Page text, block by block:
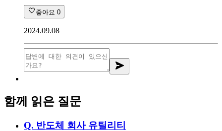
좋아요 0
2024.09.08
함께 읽은 질문
Q. 반도체 회사 유틸리티